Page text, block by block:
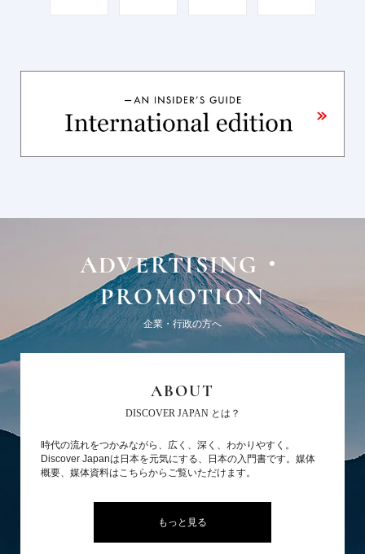
ADVERTISING・
PROMOTION
企業・行政の方へ
ABOUT
DISCOVER JAPAN とは？
時代の流れをつかみながら、広く、深く、わかりやすく。
Discover Japanは日本を元気にする、日本の入門書です。媒体
概要、媒体資料はこちらからご覧いただけます。
もっと見る